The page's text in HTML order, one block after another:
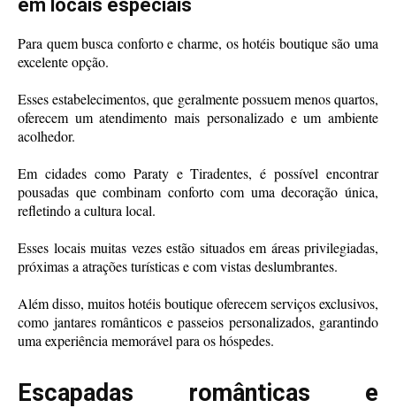
em locais especiais
Para quem busca conforto e charme, os hotéis boutique são uma
excelente opção.
Esses estabelecimentos, que geralmente possuem menos quartos,
oferecem um atendimento mais personalizado e um ambiente
acolhedor.
Em cidades como Paraty e Tiradentes, é possível encontrar
pousadas que combinam conforto com uma decoração única,
refletindo a cultura local.
Esses locais muitas vezes estão situados em áreas privilegiadas,
próximas a atrações turísticas e com vistas deslumbrantes.
Além disso, muitos hotéis boutique oferecem serviços exclusivos,
como jantares românticos e passeios personalizados, garantindo
uma experiência memorável para os hóspedes.
Escapadas românticas e